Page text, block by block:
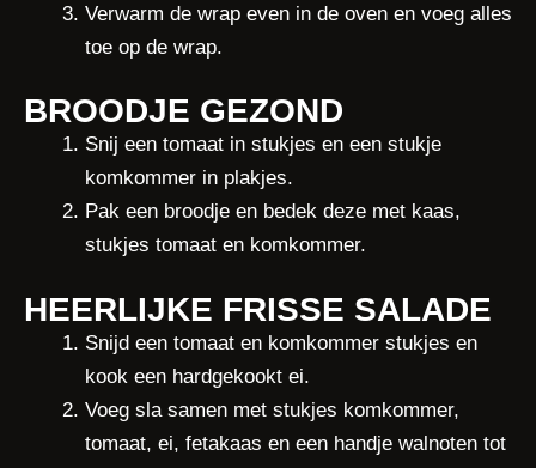
Verwarm de wrap even in de oven en voeg alles
toe op de wrap.
BROODJE GEZOND
Snij een tomaat in stukjes en een stukje
komkommer in plakjes.
Pak een broodje en bedek deze met kaas,
stukjes tomaat en komkommer.
HEERLIJKE FRISSE SALADE
Snijd een tomaat en komkommer stukjes en
kook een hardgekookt ei.
Voeg sla samen met stukjes komkommer,
tomaat, ei, fetakaas en een handje walnoten tot